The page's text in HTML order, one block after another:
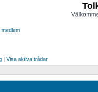
medlem
| Visa aktiva trådar